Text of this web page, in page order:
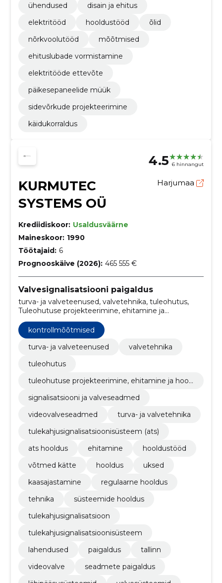
ühendused
disain ja ehitus
elektritööd
hooldustööd
õlid
nõrkvoolutööd
mõõtmised
ehituslubade vormistamine
elektritööde ettevõte
päikesepaneelide müük
sidevõrkude projekteerimine
käidukorraldus
4.5 6 hinnangut
KURMUTEC
SYSTEMS OÜ
Harjumaa
Krediidiskoor: Usaldusväärne
Maineskoor: 1990
Töötajaid: 6
Prognooskäive (2026): 465 555 €
Valvesignalisatsiooni paigaldus
turva- ja valveteenused, valvetehnika, tuleohutus,
Tuleohutuse projekteerimine, ehitamine ja
hooldamine, Signalisatsiooni ja valveseadmed,
Turvakaamerad, Videovalveseadmed, turva- ja
valvetehnika, Tulekahjusignalisatsioonisüsteem (ATS),
ATS HOOLDUS
kontrollmõõtmised
turva- ja valveteenused
valvetehnika
tuleohutus
tuleohutuse projekteerimine, ehitamine ja hool
signalisatsiooni ja valveseadmed
videovalveseadmed
turva- ja valvetehnika
tulekahjusignalisatsioonisüsteem (ats)
ats hooldus
ehitamine
hooldustööd
võtmed kätte
hooldus
uksed
kaasajastamine
regulaarne hooldus
tehnika
süsteemide hooldus
tulekahjusignalisatsioon
tulekahjusignalisatsioonisüsteem
lahendused
paigaldus
tallinn
videovalve
seadmete paigaldus